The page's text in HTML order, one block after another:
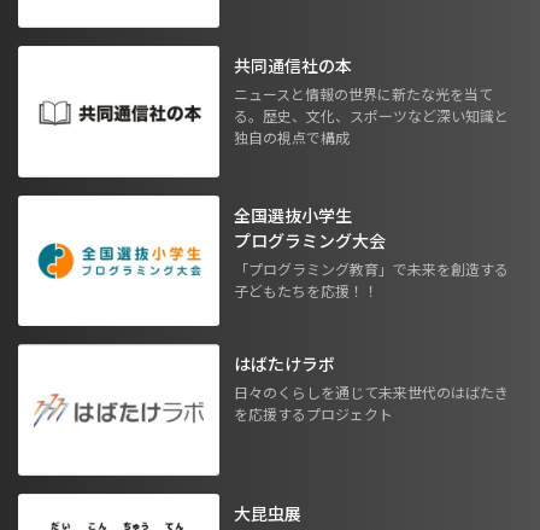
共同通信社の本
ニュースと情報の世界に新たな光を当て
る。歴史、文化、スポーツなど深い知識と
独自の視点で構成
全国選抜小学生
プログラミング大会
「プログラミング教育」で未来を創造する
子どもたちを応援！！
はばたけラボ
日々のくらしを通じて未来世代のはばたき
を応援するプロジェクト
大昆虫展